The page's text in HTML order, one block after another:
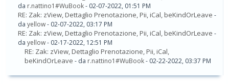
da r.nattino1#WuBook- 02-07-2022, 01:51 PM
RE: Zak: zView, Dettaglio Prenotazione, Pii, iCal, beKindOrLeave -
da yellow- 02-07-2022, 03:17 PM
RE: Zak: zView, Dettaglio Prenotazione, Pii, iCal, beKindOrLeave -
da yellow- 02-17-2022, 12:51 PM
RE: Zak: zView, Dettaglio Prenotazione, Pii, iCal,
beKindOrLeave - da r.nattino1#WuBook- 02-22-2022, 03:37 PM